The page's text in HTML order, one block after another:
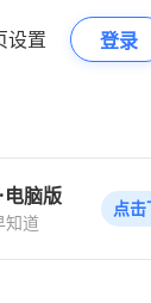
设置 登录
电脑版
知道
点击